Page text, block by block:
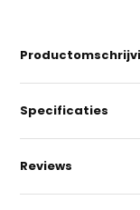
Specificaties
Reviews